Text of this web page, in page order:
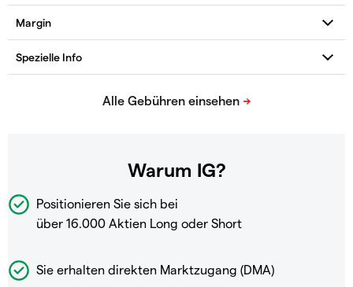
Warum IG?
Positionieren Sie sich bei
über 16.000 Aktien Long oder Short
Sie erhalten direkten Marktzugang (DMA)